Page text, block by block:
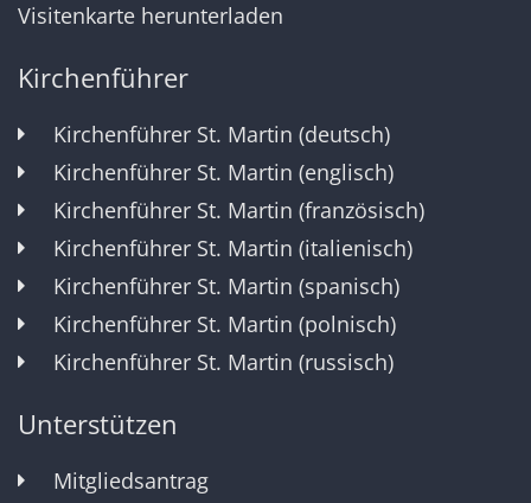
Visitenkarte herunterladen
Kirchenführer
Kirchenführer St. Martin (deutsch)
Kirchenführer St. Martin (englisch)
Kirchenführer St. Martin (französisch)
Kirchenführer St. Martin (italienisch)
Kirchenführer St. Martin (spanisch)
Kirchenführer St. Martin (polnisch)
Kirchenführer St. Martin (russisch)
Unterstützen
Mitgliedsantrag